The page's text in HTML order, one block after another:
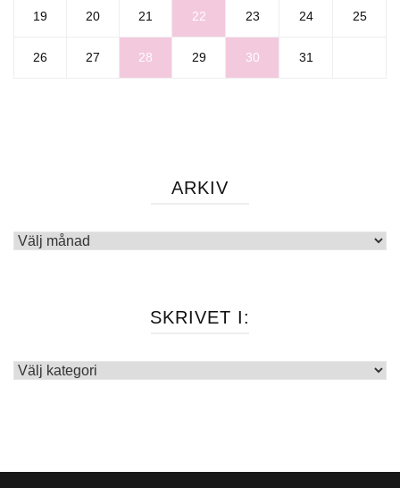
19 20 21 22 23 24 25
26 27 28 29 30 31
ARKIV
Arkiv
SKRIVET I:
Skrivet